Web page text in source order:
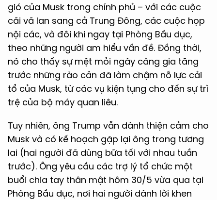
gió của Musk trong chính phủ – với các cuộc
cãi vã lan sang cả Trung Đông, các cuộc họp
nội các, và đôi khi ngay tại Phòng Bầu dục,
theo những người am hiểu vấn đề. Đồng thời,
nó cho thấy sự mệt mỏi ngày càng gia tăng
trước những rào cản đã làm chậm nỗ lực cải
tổ của Musk, từ các vụ kiện tụng cho đến sự trì
trệ của bộ máy quan liêu.
Tuy nhiên, ông Trump vẫn dành thiện cảm cho
Musk và có kế hoạch gặp lại ông trong tương
lai (hai người đã dùng bữa tối với nhau tuần
trước). Ông yêu cầu các trợ lý tổ chức một
buổi chia tay thân mật hôm 30/5 vừa qua tại
Phòng Bầu dục, nơi hai người dành lời khen